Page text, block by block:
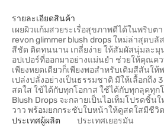
รายละเอียดสินค้า
เผยผิวแก้มสวยระเรื่อสุขภาพดีได้ในพริบต
revon glimmer blush drops ใหม่ล่าสุดบลั
สีชัด ติดทนนาน เกลี่ยง่าย ให้สัมผัสนุ่มละมุ
อปเปอร์ที่ออกมาอย่างแม่นยำ ช่วยให้คุณค
เพียงหยดเดียวก็เพียงพอสำหรับเติมสีสันให้
เปล่งปลั่งอย่างเป็นธรรมชาติ มีให้เลื้อกถึง
สดใส ใข้ได้กับทุกโอกาส ใช้ได้กับทุกลุคทุก
Blush Drops จะกลายเป็นไอเท็มโปรดชิ้น
วาว พร้อมยกกระชับใบหน้าให้ดูสดใสมีชีวิ
ประเทศผู้ผลิต
ประเทศเยอรมัน